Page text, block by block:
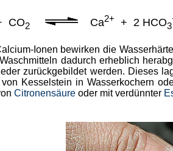
CO2 Ca2+ + 2 HCO3
Ionen bewirken die
dadurch erheblich
zurückgebildet werden. Dieses
Kesselstein in Wasserkochern
Citronensäure oder mit verdünnter